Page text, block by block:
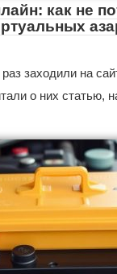
как не
заходили на
о них статью,